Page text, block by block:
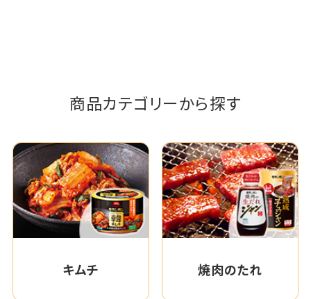
商品カテゴリーから探す
キムチ 焼肉のたれ